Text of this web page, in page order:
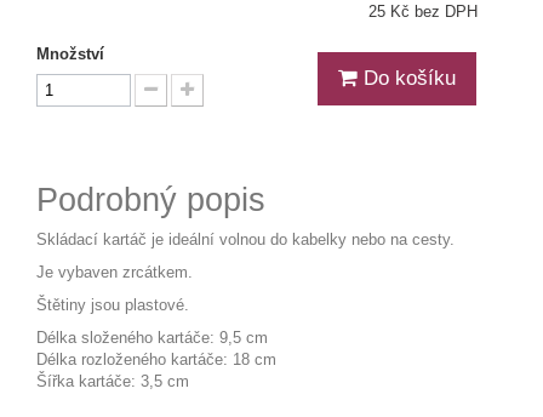
25 Kč bez DPH
Množství
Do košíku
Podrobný popis
Skládací kartáč je ideální volnou do kabelky nebo na cesty.
Je vybaven zrcátkem.
Štětiny jsou plastové.
Délka složeného kartáče: 9,5 cm
Délka rozloženého kartáče: 18 cm
Šířka kartáče: 3,5 cm